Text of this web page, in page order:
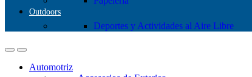
Outdoors
Deportes y Actividades al Aire Libre
Automotriz